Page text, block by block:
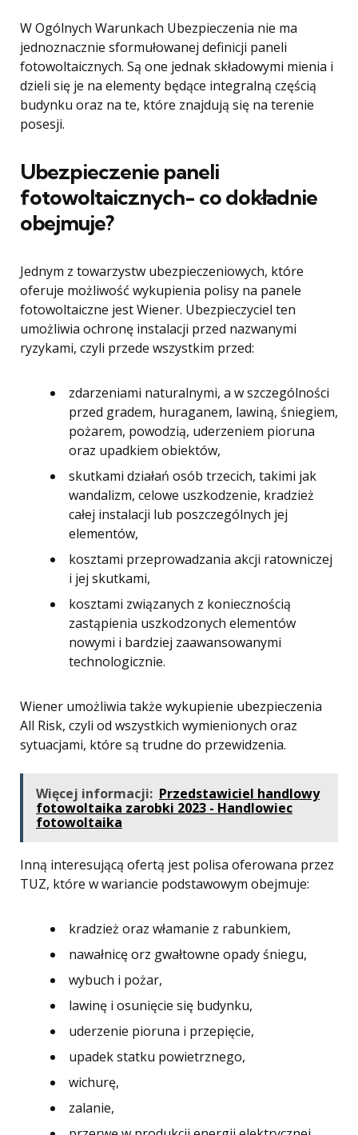
W Ogólnych Warunkach Ubezpieczenia nie ma
jednoznacznie sformułowanej definicji paneli
fotowoltaicznych. Są one jednak składowymi mienia i
dzieli się je na elementy będące integralną częścią
budynku oraz na te, które znajdują się na terenie
posesji.
Ubezpieczenie paneli
fotowoltaicznych- co dokładnie
obejmuje?
Jednym z towarzystw ubezpieczeniowych, które
oferuje możliwość wykupienia polisy na panele
fotowoltaiczne jest Wiener. Ubezpieczyciel ten
umożliwia ochronę instalacji przed nazwanymi
ryzykami, czyli przede wszystkim przed:
zdarzeniami naturalnymi, a w szczególności
przed gradem, huraganem, lawiną, śniegiem,
pożarem, powodzią, uderzeniem pioruna
oraz upadkiem obiektów,
skutkami działań osób trzecich, takimi jak
wandalizm, celowe uszkodzenie, kradzież
całej instalacji lub poszczególnych jej
elementów,
kosztami przeprowadzania akcji ratowniczej
i jej skutkami,
kosztami związanych z koniecznością
zastąpienia uszkodzonych elementów
nowymi i bardziej zaawansowanymi
technologicznie.
Wiener umożliwia także wykupienie ubezpieczenia
All Risk, czyli od wszystkich wymienionych oraz
sytuacjami, które są trudne do przewidzenia.
Więcej informacji: Przedstawiciel handlowy
fotowoltaika zarobki 2023 - Handlowiec
fotowoltaika
Inną interesującą ofertą jest polisa oferowana przez
TUZ, które w wariancie podstawowym obejmuje:
kradzież oraz włamanie z rabunkiem,
nawałnicę orz gwałtowne opady śniegu,
wybuch i pożar,
lawinę i osunięcie się budynku,
uderzenie pioruna i przepięcie,
upadek statku powietrznego,
wichurę,
zalanie,